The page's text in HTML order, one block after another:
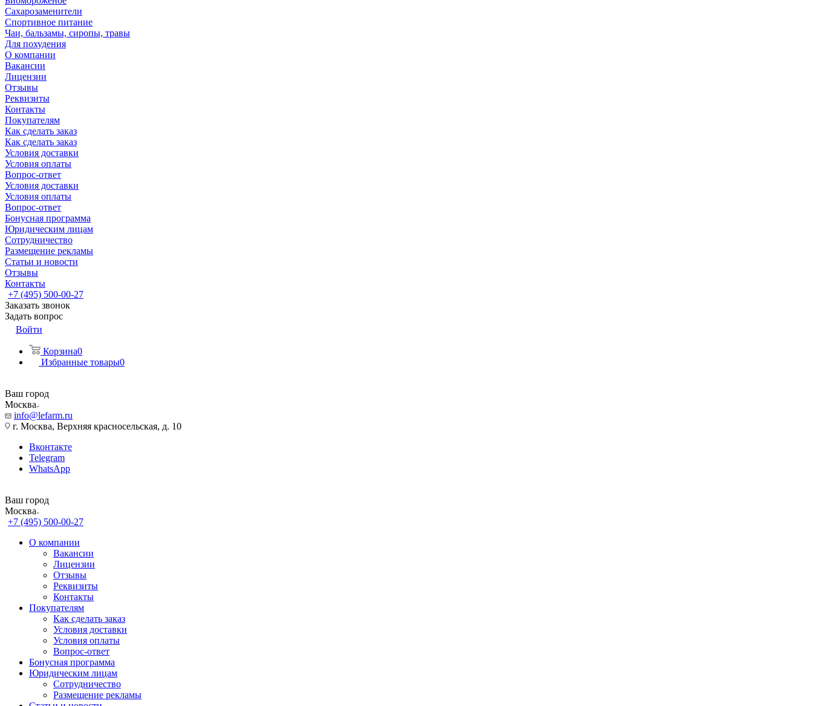
Сахарозаменители
Спортивное питание
Чаи, бальзамы, сиропы, травы
Для похудения
О компании
Вакансии
Лицензии
Отзывы
Реквизиты
Контакты
Покупателям
Как сделать заказ
Как сделать заказ
Условия доставки
Условия оплаты
Вопрос-ответ
Условия доставки
Условия оплаты
Вопрос-ответ
Бонусная программа
Юридическим лицам
Сотрудничество
Размещение рекламы
Статьи и новости
Отзывы
Контакты
+7 (495) 500-00-27
Заказать звонок
Задать вопрос
Войти
Корзина0
Избранные товары0
Ваш город
Москва
info@lefarm.ru
г. Москва, Верхняя красносельская, д. 10
Вконтакте
Telegram
WhatsApp
Ваш город
Москва
+7 (495) 500-00-27
О компании
Вакансии
Лицензии
Отзывы
Реквизиты
Контакты
Покупателям
Как сделать заказ
Условия доставки
Условия оплаты
Вопрос-ответ
Бонусная программа
Юридическим лицам
Сотрудничество
Размещение рекламы